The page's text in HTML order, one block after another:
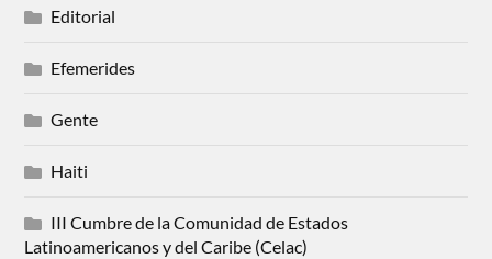
Editorial
Efemerides
Gente
Haiti
III Cumbre de la Comunidad de Estados
Latinoamericanos y del Caribe (Celac)